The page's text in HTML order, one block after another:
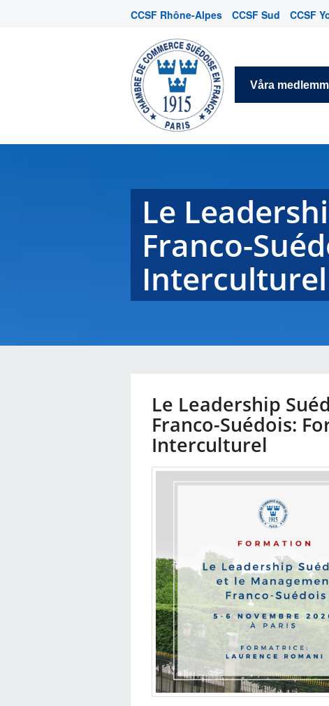
CCSF Rhône-Alpes CCSF Sud CCSF
Våra
Le
Franco-
Interculturel
Le Leadership
Franco-Suédois:
Interculturel